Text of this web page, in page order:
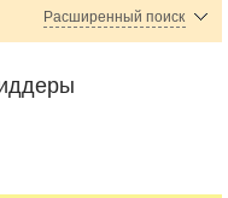
Расширенный поиск